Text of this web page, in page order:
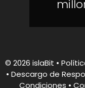
© 2026 islaBit •
• Descargo de
Condiciones •